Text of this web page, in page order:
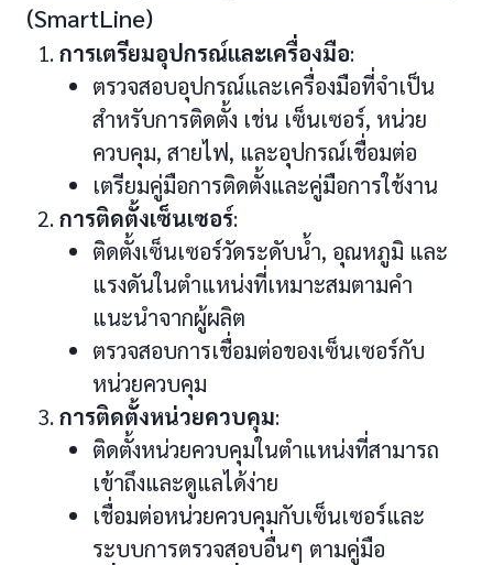
(SmartLine)
การเตรียมอุปกรณ์และเครื่องมือ:
ตรวจสอบอุปกรณ์และเครื่องมือที่จำเป็น
สำหรับการติดตั้ง เช่น เซ็นเซอร์, หน่วย
ควบคุม, สายไฟ, และอุปกรณ์เชื่อมต่อ
เตรียมคู่มือการติดตั้งและคู่มือการใช้งาน
การติดตั้งเซ็นเซอร์:
ติดตั้งเซ็นเซอร์วัดระดับน้ำ, อุณหภูมิ และ
แรงดันในตำแหน่งที่เหมาะสมตามคำ
แนะนำจากผู้ผลิต
ตรวจสอบการเชื่อมต่อของเซ็นเซอร์กับ
หน่วยควบคุม
การติดตั้งหน่วยควบคุม:
ติดตั้งหน่วยควบคุมในตำแหน่งที่สามารถ
เข้าถึงและดูแลได้ง่าย
เชื่อมต่อหน่วยควบคุมกับเซ็นเซอร์และ
ระบบการตรวจสอบอื่นๆ ตามคู่มือ